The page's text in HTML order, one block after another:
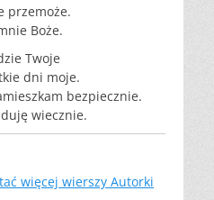
przemoże.
Boże.
Twoje
dni moje.
bezpiecznie.
wiecznie.
więcej wierszy Autorki